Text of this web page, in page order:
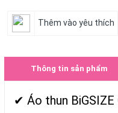
Thêm vào yêu thích
Thông tin sản phẩm
✔ Áo thun BiGSIZE